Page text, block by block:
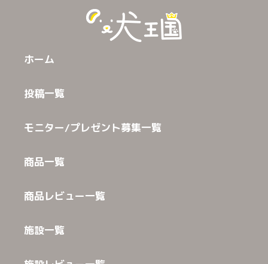
ホーム
投稿一覧
モニター/プレゼント募集一覧
商品一覧
商品レビュー一覧
施設一覧